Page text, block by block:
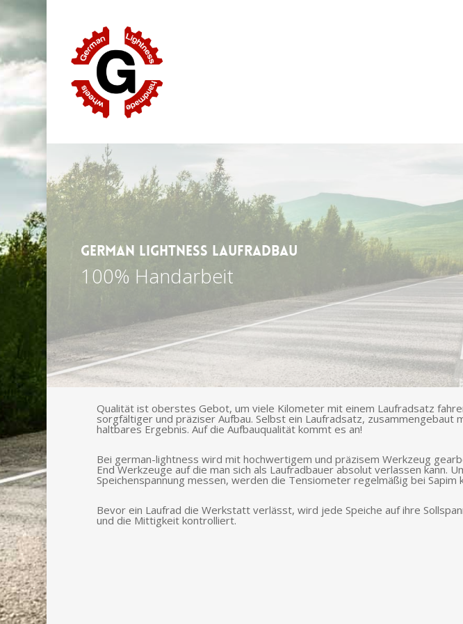
main
content
German Lightness Laufradbau
100% Handarbeit
Qualität ist oberstes Gebot, um viele Kilometer mit einem Laufradsatz
sorgfältiger und präziser Aufbau. Selbst ein Laufradsatz,
haltbares Ergebnis. Auf die Aufbauqualität kommt es an!
Bei german-lightness wird mit hochwertigem und präzisem Werkzeug
End Werkzeuge auf die man sich als Laufradbauer absolut verlassen kann.
Speichenspannung messen, werden die Tensiometer regelmäßig bei
Bevor ein Laufrad die Werkstatt verlässt, wird jede Speiche auf ihre
und die Mittigkeit kontrolliert.